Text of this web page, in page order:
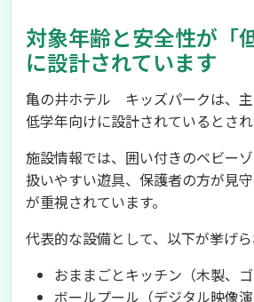
対象年齢と安全性が「
に設計されています
亀の井ホテル キッズパークは、
低学年向けに設計されているとされ
施設情報では、囲い付きのベビー
扱いやすい遊具、保護者の方が見
が重視されています。
代表的な設備として、以下が挙げら
おままごとキッチン（木製、ゴ
ボールプール（デジタル映像